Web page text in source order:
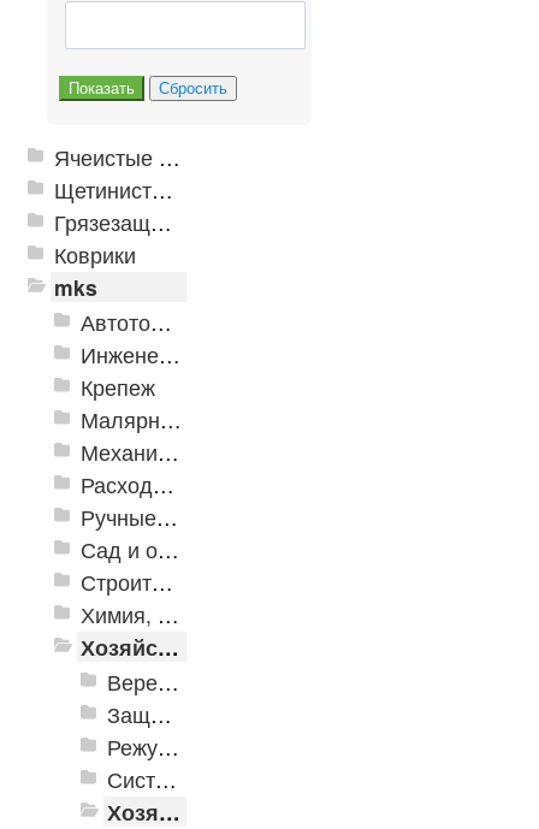
Ячеистые грязезащитные покрытия
Щетинистые покрытия
Грязезащитные, влаговпитывающие покрытия
Коврики
mks
Автотовары
Инженерная сантехника и инструменты
Крепеж
Малярно-штукатурные инструменты
Механизированные инструменты
Расходные инструменты
Ручные инструменты
Сад и огород
Строительная Химия и принадлежности
Химия, крепеж, СИЗ
Хозяйственные принадлежности
Веревки, шнуры, шпагаты, стяжки
Защита от насекомых и вредителей
Режущие инструменты
Системы хранения
Хозяйственные товары